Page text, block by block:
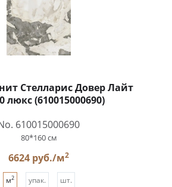
Стелларис Довер Лайт
люкс (610015000690)
610015000690
80*160 см
6624 руб./м2
м2 упак. шт.